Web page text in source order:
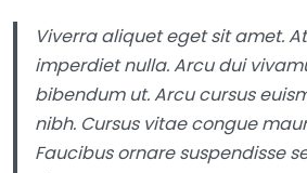
Viverra aliquet eget sit amet.
imperdiet nulla. Arcu dui
bibendum ut. Arcu cursus
nibh. Cursus vitae congue
Faucibus ornare suspendisse